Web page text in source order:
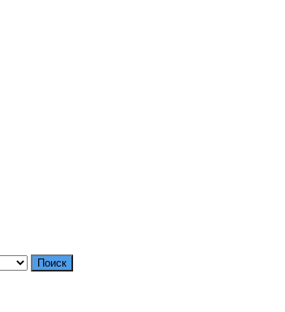
Поиск